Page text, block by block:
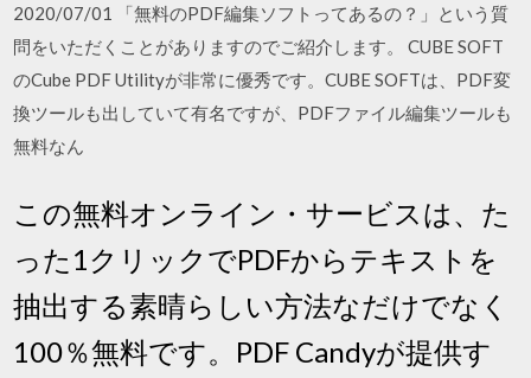
2020/07/01 「無料のPDF編集ソフトってあるの？」という質
問をいただくことがありますのでご紹介します。 CUBE SOFT
のCube PDF Utilityが非常に優秀です。CUBE SOFTは、PDF変
換ツールも出していて有名ですが、PDFファイル編集ツールも
無料なん
この無料オンライン・サービスは、た
った1クリックでPDFからテキストを
抽出する素晴らしい方法なだけでなく
100％無料です。PDF Candyが提供す